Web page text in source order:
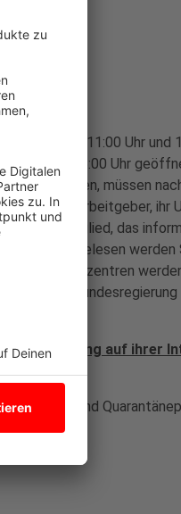
08:00 bis 11:00 Uhr und
10:00 bis 15:00 Uhr
wollen, müssen
dass ihr Arbeitgeber, ihr
Familienmitglied, das
kann nachgelesen werden
Die Testzentren
bis die Bundesregierung
Regierung auf ihrer
Anmelde- und
.